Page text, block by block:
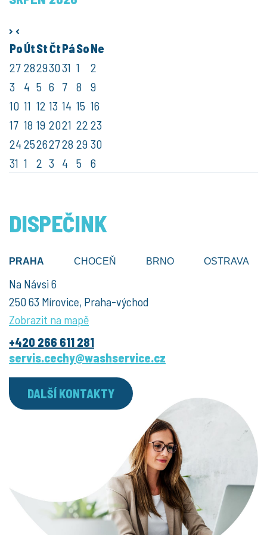
PoÚtStČtPáSoNe
27 28293031 1
2
3
4 5 6 7 8
9
10 11 12 13 14 15 16
17 18 19 2021 22 23
24 25262728 29 30
31 1 2 3 4 5 6
DISPEČINK
PRAHA CHOCEŇ BRNO OSTRAVA
Na Návsi 6
250 63 Mírovice, Praha-východ
Zobrazit na mapě
+420 266 611 281
servis.cechy@washservice.cz
DALŠÍ KONTAKTY